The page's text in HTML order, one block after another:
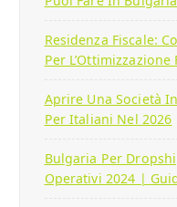
Residenza Fiscale:
Per L’Ottimizzazione
Aprire Una Società
Per Italiani Nel 2026
Bulgaria Per
Operativi 2024 |